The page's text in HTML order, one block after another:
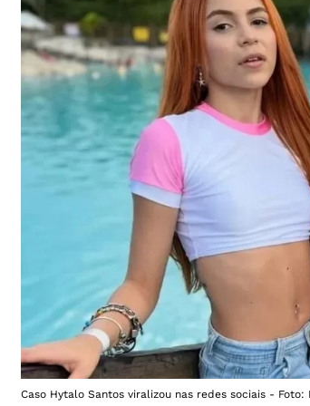
Caso Hytalo Santos viralizou nas redes sociais - Foto: